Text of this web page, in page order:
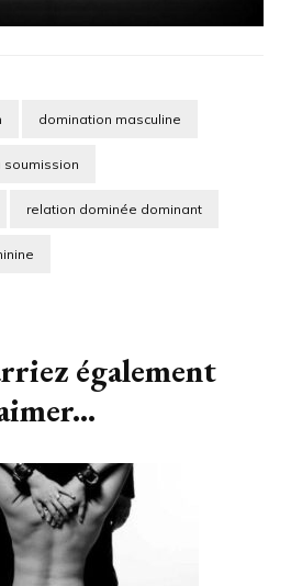
domination masculine
soumission
relation dominée dominant
également